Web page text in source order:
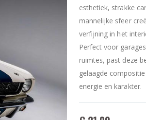
esthetiek, strakke
mannelijke sfeer
verfijning in het
Perfect voor
ruimtes, past deze
gelaagde
energie en karakter.